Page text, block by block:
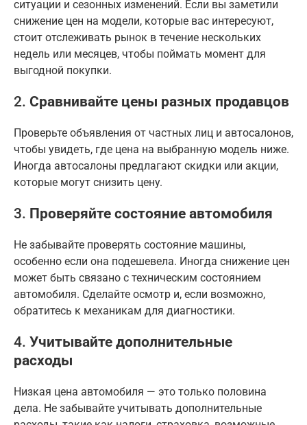
ситуации и сезонных изменений. Если вы заметили
снижение цен на модели, которые вас интересуют,
стоит отслеживать рынок в течение нескольких
недель или месяцев, чтобы поймать момент для
выгодной покупки.
2. Сравнивайте цены разных продавцов
Проверьте объявления от частных лиц и автосалонов,
чтобы увидеть, где цена на выбранную модель ниже.
Иногда автосалоны предлагают скидки или акции,
которые могут снизить цену.
3. Проверяйте состояние автомобиля
Не забывайте проверять состояние машины,
особенно если она подешевела. Иногда снижение цен
может быть связано с техническим состоянием
автомобиля. Сделайте осмотр и, если возможно,
обратитесь к механикам для диагностики.
4. Учитывайте дополнительные
расходы
Низкая цена автомобиля — это только половина
дела. Не забывайте учитывать дополнительные